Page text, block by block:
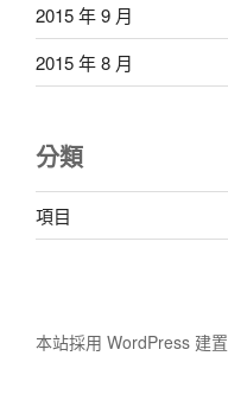
2015 年 9 月
2015 年 8 月
分類
項目
本站採用 WordPress 建置